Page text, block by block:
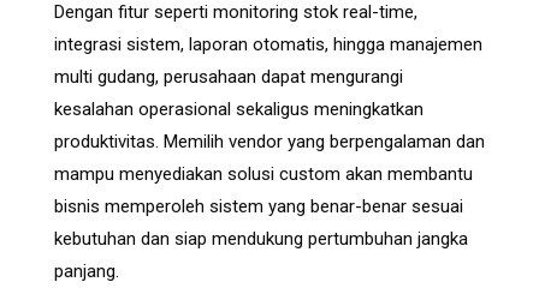
Dengan fitur seperti monitoring stok real-time,
integrasi sistem, laporan otomatis, hingga manajemen
multi gudang, perusahaan dapat mengurangi
kesalahan operasional sekaligus meningkatkan
produktivitas. Memilih vendor yang berpengalaman dan
mampu menyediakan solusi custom akan membantu
bisnis memperoleh sistem yang benar-benar sesuai
kebutuhan dan siap mendukung pertumbuhan jangka
panjang.